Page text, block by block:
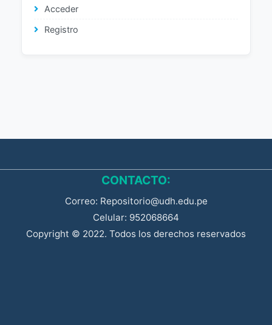
Acceder
Registro
CONTACTO:
Correo: Repositorio@udh.edu.pe
Celular: 952068664
Copyright © 2022. Todos los derechos reservados